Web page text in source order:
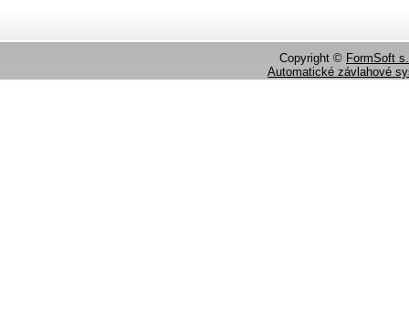
Copyright © FormSoft
Automatické závlahové